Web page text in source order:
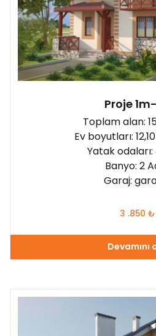
Proje
Toplam alan:
Ev boyutları:
Yatak
Banyo: 2
Garaj:
3 .850 ₺
Devamını